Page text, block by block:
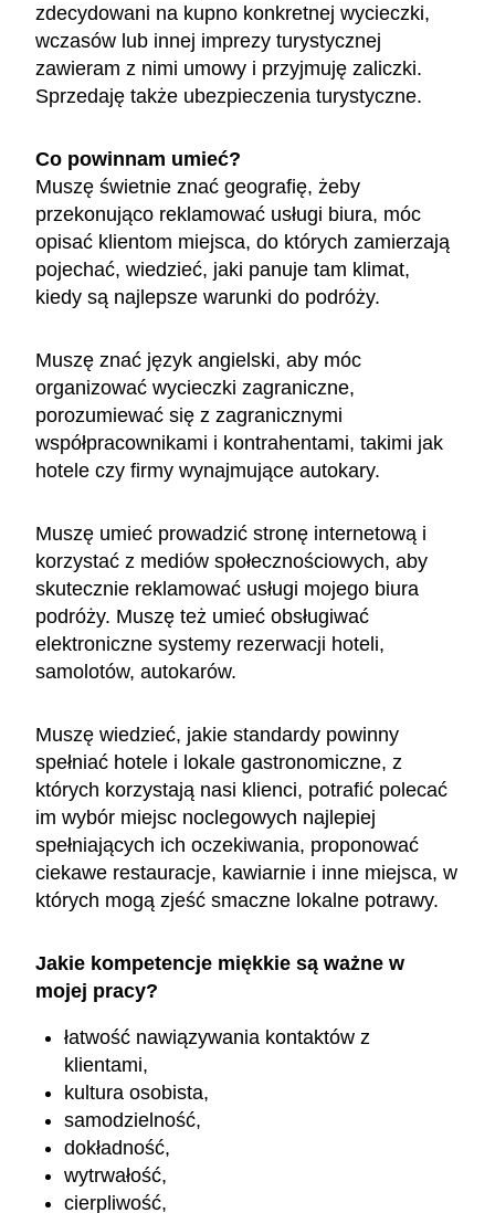
zdecydowani na kupno konkretnej wycieczki,
wczasów lub innej imprezy turystycznej
zawieram z nimi umowy i przyjmuję zaliczki.
Sprzedaję także ubezpieczenia turystyczne.
Co powinnam umieć?
Muszę świetnie znać geografię, żeby
przekonująco reklamować usługi biura, móc
opisać klientom miejsca, do których zamierzają
pojechać, wiedzieć, jaki panuje tam klimat,
kiedy są najlepsze warunki do podróży.
Muszę znać język angielski, aby móc
organizować wycieczki zagraniczne,
porozumiewać się z zagranicznymi
współpracownikami i kontrahentami, takimi jak
hotele czy firmy wynajmujące autokary.
Muszę umieć prowadzić stronę internetową i
korzystać z mediów społecznościowych, aby
skutecznie reklamować usługi mojego biura
podróży. Muszę też umieć obsługiwać
elektroniczne systemy rezerwacji hoteli,
samolotów, autokarów.
Muszę wiedzieć, jakie standardy powinny
spełniać hotele i lokale gastronomiczne, z
których korzystają nasi klienci, potrafić polecać
im wybór miejsc noclegowych najlepiej
spełniających ich oczekiwania, proponować
ciekawe restauracje, kawiarnie i inne miejsca, w
których mogą zjeść smaczne lokalne potrawy.
Jakie kompetencje miękkie są ważne w
mojej pracy?
łatwość nawiązywania kontaktów z
klientami,
kultura osobista,
samodzielność,
dokładność,
wytrwałość,
cierpliwość,